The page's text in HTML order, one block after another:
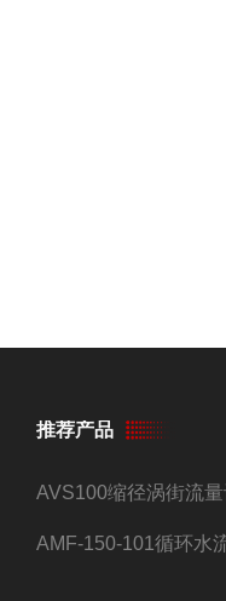
推荐产品
AVS100缩径涡街流